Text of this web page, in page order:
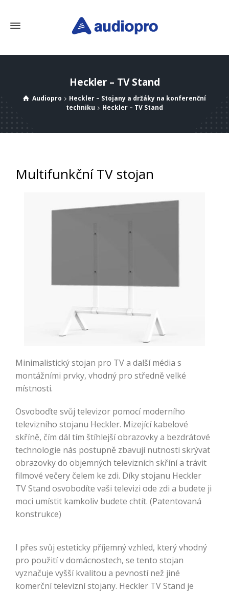
Heckler – TV Stand
Audiopro
Heckler – Stojany a držáky na konferenční
techniku
Heckler – TV Stand
Multifunkční TV stojan
Minimalistický stojan pro TV a další média s
montážními prvky, vhodný pro středně velké
místnosti.
Osvoboďte svůj televizor pomocí moderního
televizního stojanu Heckler. Mizející kabelové
skříně, čím dál tím štíhlejší obrazovky a bezdrátové
technologie nás postupně zbavují nutnosti skrývat
obrazovky do objemných televizních skříní a trávit
filmové večery čelem ke zdi. Díky stojanu Heckler
TV Stand osvobodíte vaši televizi ode zdi a budete ji
moci umístit kamkoliv budete chtít. (Patentovaná
konstrukce)
I přes svůj esteticky příjemný vzhled, který vhodný
pro použití v domácnostech, se tento stojan
vyznačuje vyšší kvalitou a pevností než jiné
komerční televizní stojany. Heckler TV Stand je